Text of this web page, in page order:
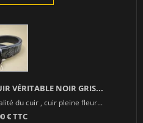
VÉRITABLE NOIR GRIS...
du cuir , cuir pleine fleur...
€ TTC